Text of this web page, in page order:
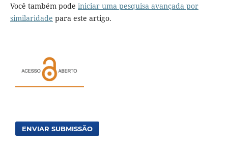
Você também pode iniciar uma pesquisa avançada por
similaridade para este artigo.
ENVIAR SUBMISSÃO